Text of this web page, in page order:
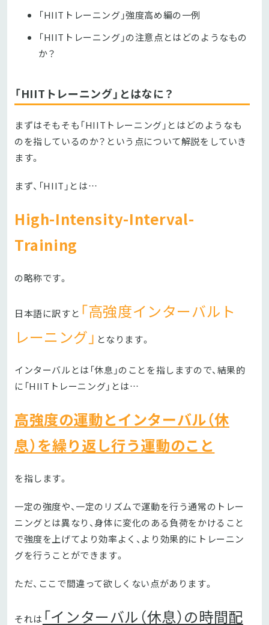
「HIITトレーニング」強度高め編の一例
「HIITトレーニング」の注意点とはどのようなもの
か？
「HIITトレーニング」とはなに？
まずはそもそも「HIITトレーニング」とはどのようなも
のを指しているのか？という点について解説をしていき
ます。
まず、「HIIT」とは…
High-Intensity-Interval-
Training
の略称です。
日本語に訳すと 「高強度インターバルト
レーニング」 となります。
インターバルとは「休息」のことを指しますので、結果的
に「HIITトレーニング」とは…
高強度の運動とインターバル（休
息）を繰り返し行う運動のこと
を指します。
一定の強度や、一定のリズムで運動を行う通常のトレー
ニングとは異なり、身体に変化のある負荷をかけること
で強度を上げてより効率よく、より効果的にトレーニン
グを行うことができます。
ただ、ここで間違って欲しくない点があります。
それは 「インターバル（休息）の時間配